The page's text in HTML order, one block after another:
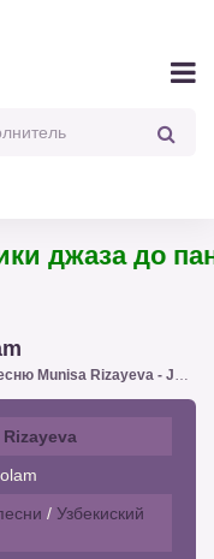
до панк-
Munisa Rizayeva - Jonim Bolam
/ Узбекиский